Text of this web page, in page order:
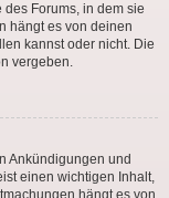
Forums, in dem sie
hängt es von deinen
kannst oder nicht. Die
vergeben.
Ankündigungen und
einen wichtigen Inhalt,
hängt es von